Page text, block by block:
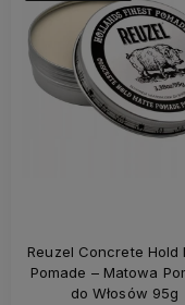
Reuzel Concrete Hold
Pomade – Matowa
do Włosów 95g